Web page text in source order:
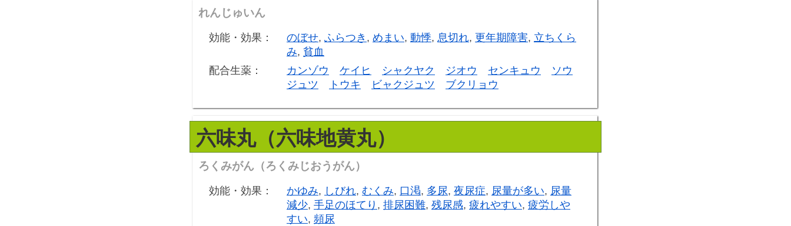
れんじゅいん
効能・効果： のぼせ, ふらつき , めまい, 動悸, 息切れ, 更年期障害, 立ちくら
み, 貧血
配合生薬：
カンゾウ ケイヒ シャクヤク ジオウ センキュウ
ソウ
ジュツ
トウキ ビャクジュツ ブクリョウ
六味丸（六味地黄丸）
ろくみがん（ろくみじおうがん）
効能・効果： かゆみ, しびれ, むくみ, 口渇, 多尿, 夜尿症, 尿量が多い, 尿量
減少, 手足のほてり , 排尿困難, 残尿感, 疲れやすい, 疲労しや
すい, 頻尿